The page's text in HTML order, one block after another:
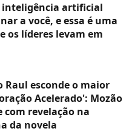
inteligência artificial
a você, e essa é uma
os líderes levam em
Raul esconde o maior
Acelerado': Mozão
com revelação na
da novela